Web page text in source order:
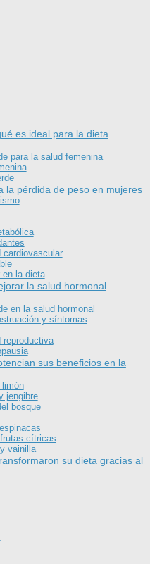
es ideal para la dieta
para la salud femenina
la pérdida de peso en mujeres
cardiovascular
en la dieta
la salud hormonal
en la salud hormonal
y síntomas
reproductiva
sus beneficios en la
jengibre
bosque
cítricas
vainilla
su dieta gracias al